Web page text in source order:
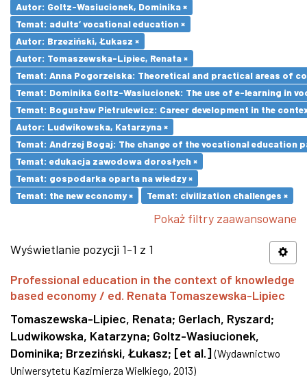
Autor: Goltz-Wasiucionek, Dominika ×
Temat: adults’ vocational education ×
Autor: Brzeziński, Łukasz ×
Autor: Tomaszewska-Lipiec, Renata ×
Temat: Anna Pogorzelska: Theoretical and practical areas of
Temat: Dominika Goltz-Wasiucionek: The use of e-learning in
Temat: Bogusław Pietrulewicz: Career development in the
Autor: Ludwikowska, Katarzyna ×
Temat: Andrzej Bogaj: The change of the vocational education
Temat: edukacja zawodowa dorosłych ×
Temat: gospodarka oparta na wiedzy ×
Temat: the new economy ×
Temat: civilization challenges ×
Pokaż filtry zaawansowane
Wyświetlanie pozycji 1-1 z 1
Professional education in the context of knowledge
based economy / ed. Renata Tomaszewska-Lipiec
Tomaszewska-Lipiec, Renata; Gerlach, Ryszard;
Ludwikowska, Katarzyna; Goltz-Wasiucionek,
Dominika; Brzeziński, Łukasz; [et al.] (Wydawnictwo
Uniwersytetu Kazimierza Wielkiego, 2013)